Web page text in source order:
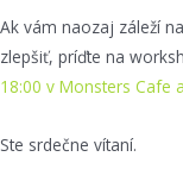
Ak vám naozaj záleží
zlepšiť, príďte na
18:00 v Monsters Cafe
Ste srdečne vítaní.